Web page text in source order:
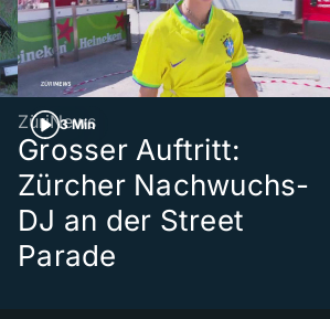
3 Min
ZüriNews
Grosser Auftritt:
Zürcher Nachwuchs-
DJ an der Street
Parade